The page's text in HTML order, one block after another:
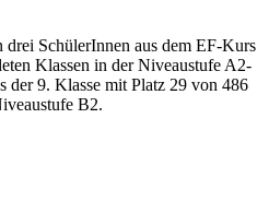
drei SchülerInnen aus dem EF-Kurs
Klassen in der Niveaustufe A2-
der 9. Klasse mit Platz 29 von 486
B2.